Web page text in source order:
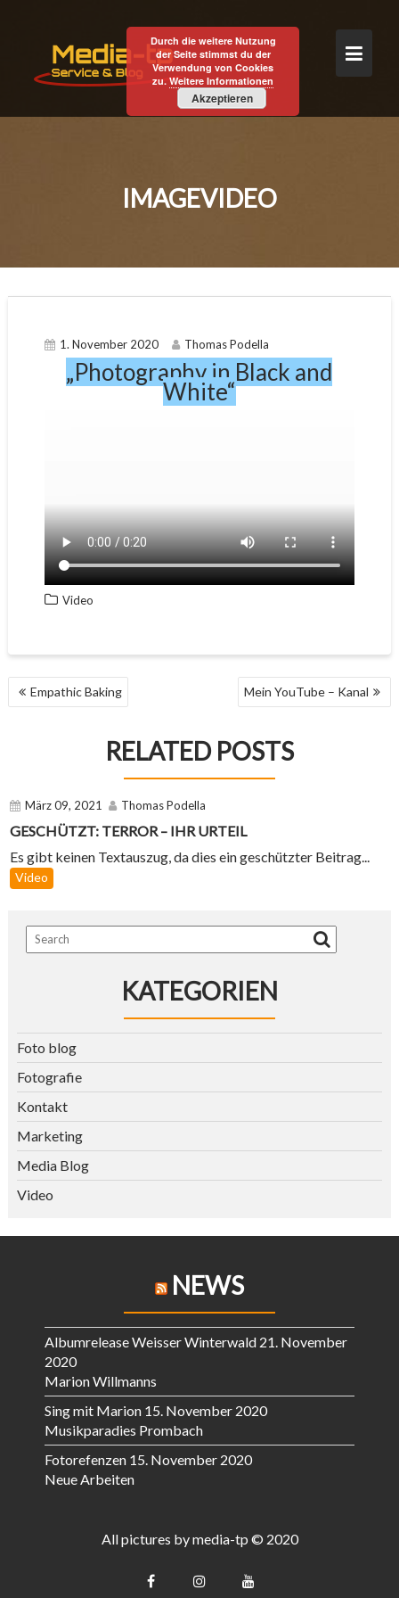
IMAGEVIDEO
1. November 2020 Thomas Podella
„Photography in Black and
White“
Video
BEITRAGSNAVIGATION
Empathic Baking Mein YouTube – Kanal
RELATED POSTS
März 09, 2021 Thomas Podella
GESCHÜTZT: TERROR – IHR URTEIL
Es gibt keinen Textauszug, da dies ein geschützter Beitrag...
Video
KATEGORIEN
Foto blog
Fotografie
Kontakt
Marketing
Media Blog
Video
NEWS
Albumrelease Weisser Winterwald 21. November
2020
Marion Willmanns
Sing mit Marion 15. November 2020
Musikparadies Prombach
Fotorefenzen 15. November 2020
Neue Arbeiten
All pictures by media-tp © 2020
Durch die weitere Nutzung
der Seite stimmst du der
Verwendung von Cookies
zu. Weitere Informationen
Akzeptieren